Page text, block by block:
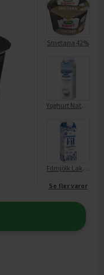
Smetana 42%
Yoghurt Naturell Laktosfri 2,5%
Filmjölk Laktosfri 3%
Se fler varor